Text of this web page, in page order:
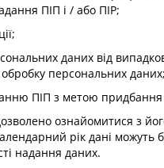
ПІП і / або ПІР;
даних від
персональних даних;
ПІП з метою
ознайомитися з
рік дані
надання даних.